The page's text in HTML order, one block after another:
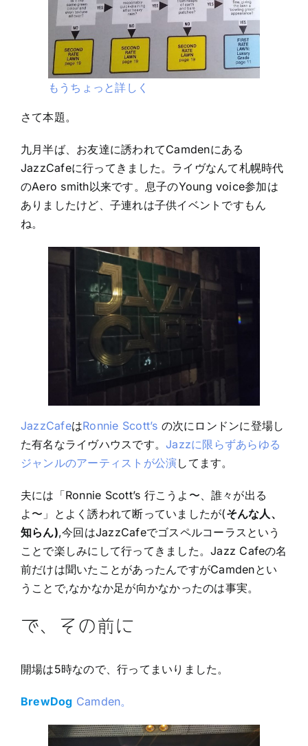
もうちょっと詳しく
さて本題。
九月半ば、お友達に誘われてCamdenにある
JazzCafeに行ってきました。ライヴなんて札幌時代
のAero smith以来です。息子のYoung voice参加は
ありましたけど、子連れは子供イベントですもん
ね。
JazzCafeはRonnie Scott’s の次にロンドンに登場し
た有名なライヴハウスです。Jazzに限らずあらゆる
ジャンルのアーティストが公演してます。
夫には「Ronnie Scott’s 行こうよ〜、誰々が出る
よ〜」とよく誘われて断っていましたが(そんな人、
知らん),今回はJazzCafeでゴスペルコーラスという
ことで楽しみにして行ってきました。Jazz Cafeの名
前だけは聞いたことがあったんですがCamdenとい
うことで,なかなか足が向かなかったのは事実。
で、その前に
開場は5時なので、行ってまいりました。
BrewDog Camden。